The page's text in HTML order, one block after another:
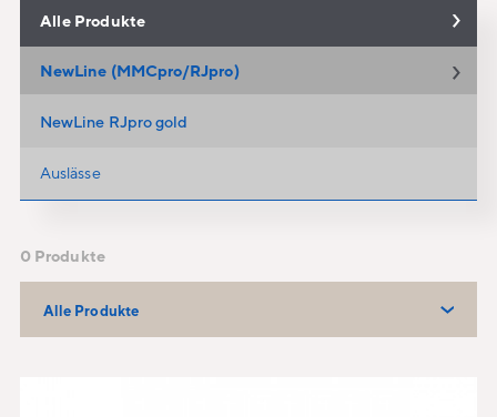
Alle Produkte
NewLine (MMCpro/RJpro)
NewLine RJpro gold
Auslässe
0 Produkte
Alle Produkte